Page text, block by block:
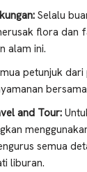
Selalu
flora dan
alam ini.
petunjuk dari
and Tour:
semua
liburan.